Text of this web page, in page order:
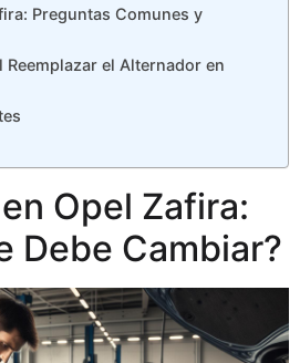
Preguntas Comunes y
Reemplazar el Alternador en
Opel Zafira:
Debe Cambiar?